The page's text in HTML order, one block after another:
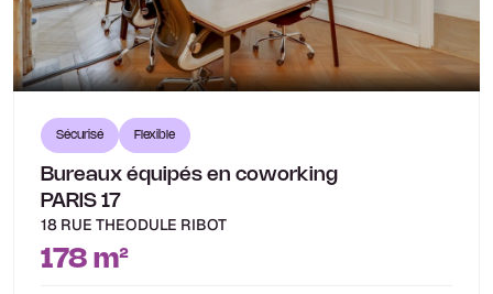
Sécurisé Flexible
Bureaux équipés en coworking
PARIS 17
18 RUE THEODULE RIBOT
178 m²